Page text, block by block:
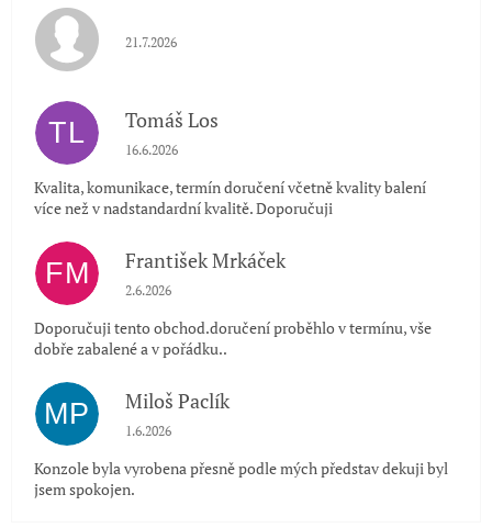
Hodnocení obchodu je 5 z 5 hvězdiček.
21.7.2026
TL Tomáš Los
Hodnocení obchodu je 5 z 5 hvězdiček.
16.6.2026
Kvalita, komunikace, termín doručení včetně kvality balení
více než v nadstandardní kvalitě. Doporučuji
FM František Mrkáček
Hodnocení obchodu je 5 z 5 hvězdiček.
2.6.2026
Doporučuji tento obchod.doručení proběhlo v termínu, vše
dobře zabalené a v pořádku..
MP Miloš Paclík
Hodnocení obchodu je 5 z 5 hvězdiček.
1.6.2026
Konzole byla vyrobena přesně podle mých představ dekuji byl
jsem spokojen.